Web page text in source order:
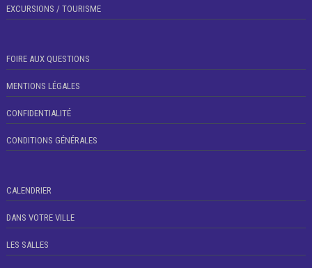
EXCURSIONS / TOURISME
FOIRE AUX QUESTIONS
MENTIONS LÉGALES
CONFIDENTIALITÉ
CONDITIONS GÉNÉRALES
CALENDRIER
DANS VOTRE VILLE
LES SALLES